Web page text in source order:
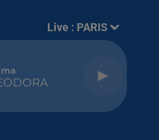
Live : PARIS